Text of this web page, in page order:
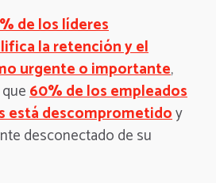
de los líderes
la retención y el
urgente o importante,
60% de los empleados
está descomprometidoy
desconectado de su